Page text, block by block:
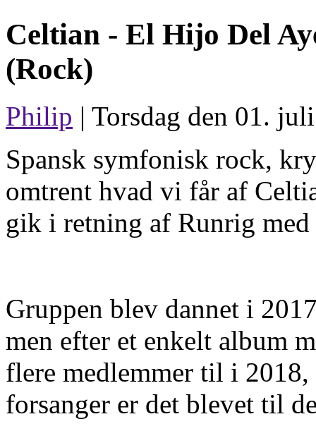
Celtian - El Hijo Del
(Rock)
Philip | Torsdag den 01.
Spansk symfonisk rock,
omtrent hvad vi får af
gik i retning af Runrig
Gruppen blev dannet i
men efter et enkelt album
flere medlemmer til i
forsanger er det blevet til